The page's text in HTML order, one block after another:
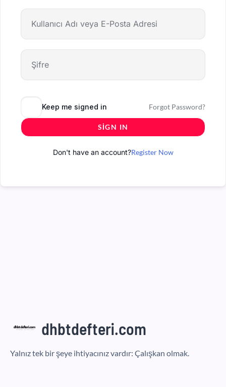
Keep me signed in Forgot Password?
SIGN IN
Don't have an account?Register Now
dhbtdefteri.com
Yalnız tek bir şeye ihtiyacınız vardır: Çalışkan olmak.